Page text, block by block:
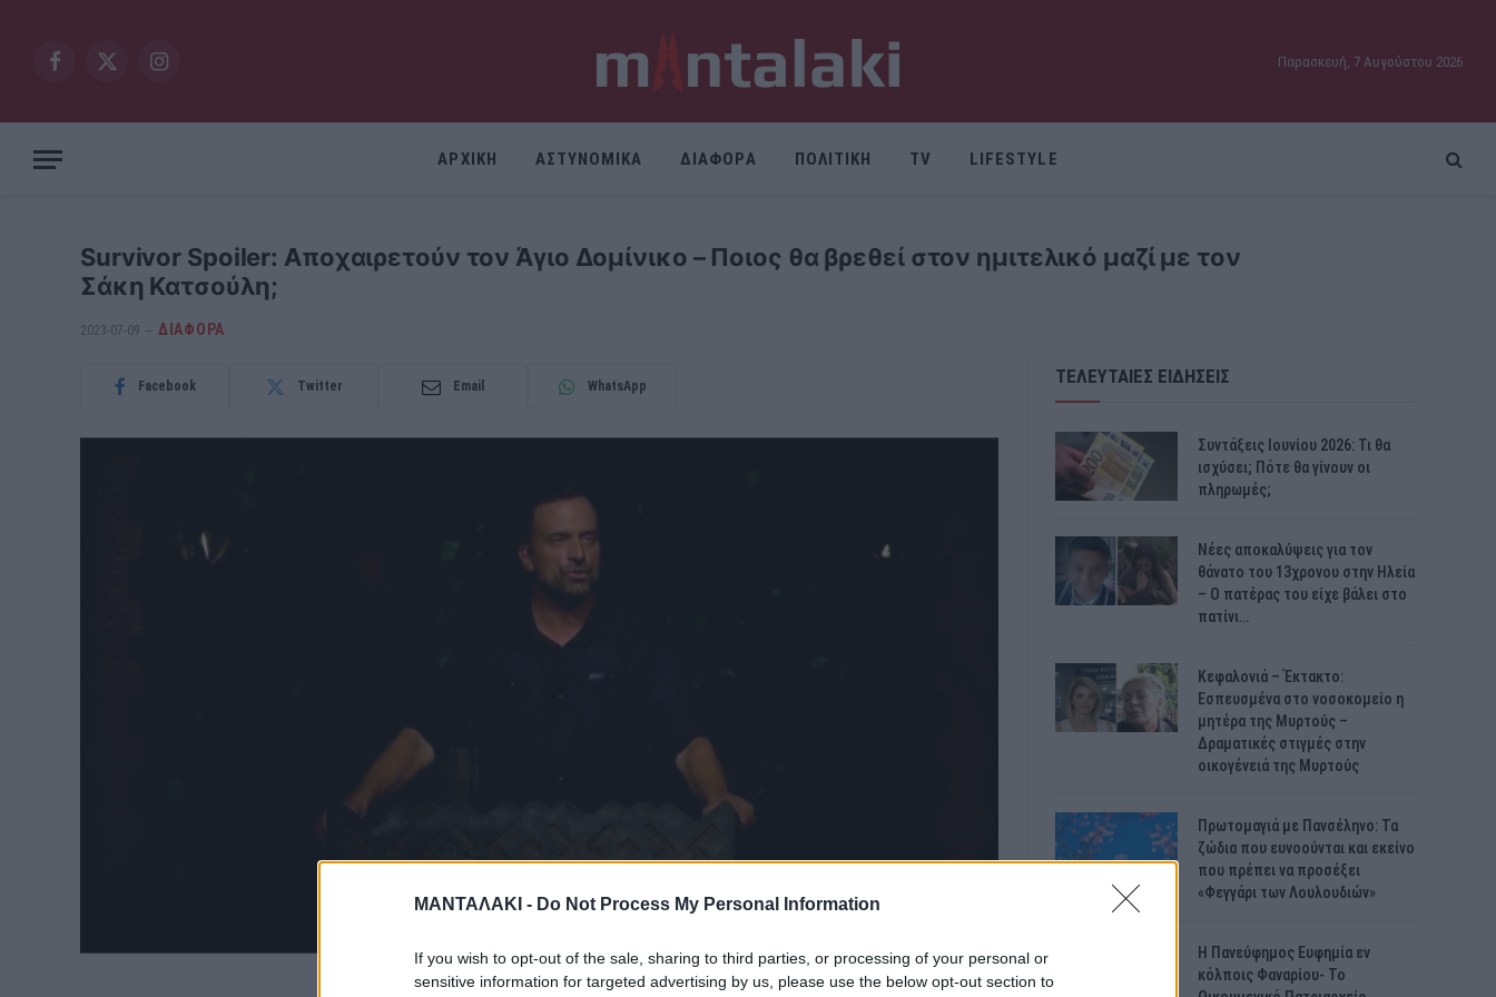
ΜΑΝΤΑΛΑΚΙ - Do Not Process My Personal Information
If you wish to opt-out of the sale, sharing to third parties, or processing of your personal or
sensitive information for targeted advertising by us, please use the below opt-out section to
Facebook
X
Instagram
Παρασκευή, 7 Αυγούστου 2026
ΑΡΧΙΚΗ ΑΣΤΥΝΟΜΙΚΑ ΔΙΑΦΟΡΑ ΠΟΛΙΤΙΚΗ TV LIFESTYLE
Survivor Spoiler: Aποχαιρετούν τον Άγιο Δομίνικο – Ποιος θα βρεθεί στον ημιτελικό μαζί με τον
Σάκη Κατσούλη;
2023-07-09 ΔΙΆΦΟΡΑ
Facebook Twitter Email WhatsApp ΤΕΛΕΥΤΑΙΕΣ ΕΙΔΗΣΕΙΣ
Συντάξεις Ιουνίου 2026: Τι θα
ισχύσει; Πότε θα γίνουν οι
πληρωμές;
Νέες αποκαλύψεις για τον
θάνατο του 13χρονου στην Ηλεία
– Ο πατέρας του είχε βάλει στο
πατίνι…
Κεφαλονιά – Έκτακτο:
Εσπευσμένα στο νοσοκομείο η
μητέρα της Μυρτούς –
Δραματικές στιγμές στην
οικογένειά της Μυρτούς
Πρωτομαγιά με Πανσέληνο: Τα
ζώδια που ευνοούνται και εκείνο
που πρέπει να προσέξει
«Φεγγάρι των Λουλουδιών»
H Πανεύφημος Ευφημία εν
κόλποις Φαναρίου- Το